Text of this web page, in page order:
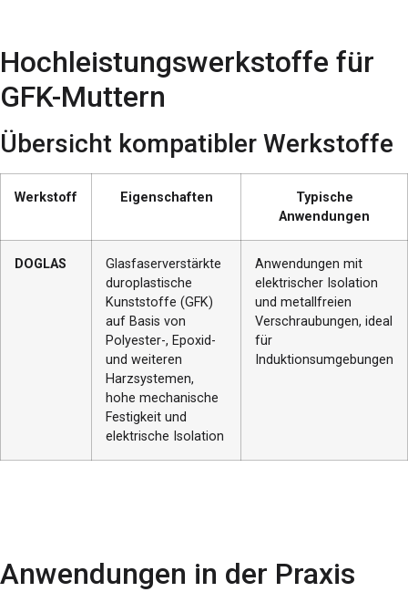
Hochleistungswerkstoffe für
GFK-Muttern
Übersicht kompatibler Werkstoffe
Werkstoff Eigenschaften
Typische
Anwendungen
DOGLAS
Glasfaserverstärkte
duroplastische
Kunststoffe (GFK)
auf Basis von
Polyester-, Epoxid-
und weiteren
Harzsystemen,
hohe mechanische
Festigkeit und
elektrische Isolation
Anwendungen mit
elektrischer Isolation
und metallfreien
Verschraubungen, ideal
für
Induktionsumgebungen
Anwendungen in der Praxis